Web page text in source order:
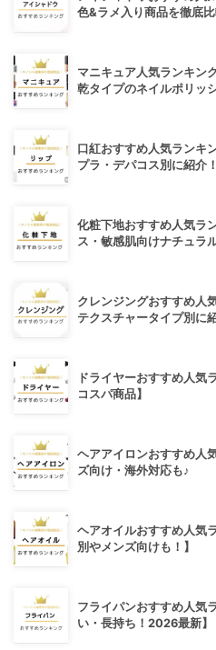
色&ラメ入り商品を徹底比
マニキュア人気ランキン
乾タイプのネイルポリッ
口紅おすすめ人気ランキ
プラ・デパコス別に紹介！
化粧下地おすすめ人気ラ
ス・敏感肌向けナチュラ
クレンジングおすすめ人
テクスチャータイプ別に
ドライヤーおすすめ人気
コスパ商品】
ヘアアイロンおすすめ人
ズ向け・海外対応も♪
ヘアオイルおすすめ人気
別やメンズ向けも！】
フライパンおすすめ人気
い・長持ち！2026最新】